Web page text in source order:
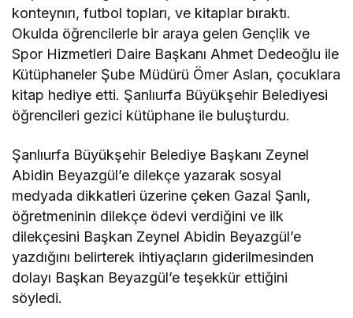
konteynırı, futbol topları, ve kitaplar bıraktı.
Okulda öğrencilerle bir araya gelen Gençlik ve
Spor Hizmetleri Daire Başkanı Ahmet Dedeoğlu ile
Kütüphaneler Şube Müdürü Ömer Aslan, çocuklara
kitap hediye etti. Şanlıurfa Büyükşehir Belediyesi
öğrencileri gezici kütüphane ile buluşturdu.
Şanlıurfa Büyükşehir Belediye Başkanı Zeynel
Abidin Beyazgül’e dilekçe yazarak sosyal
medyada dikkatleri üzerine çeken Gazal Şanlı,
öğretmeninin dilekçe ödevi verdiğini ve ilk
dilekçesini Başkan Zeynel Abidin Beyazgül’e
yazdığını belirterek ihtiyaçların giderilmesinden
dolayı Başkan Beyazgül’e teşekkür ettiğini
söyledi.